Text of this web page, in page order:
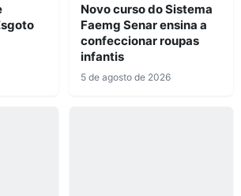
Novo curso do Sistema
Faemg Senar ensina a
confeccionar roupas
infantis
5 de agosto de 2026